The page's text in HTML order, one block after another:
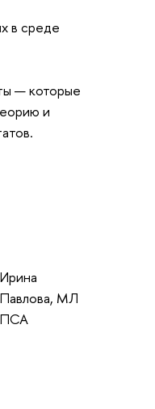
в среде
— которые
и
Ирина
Павлова, МЛ
ПСА